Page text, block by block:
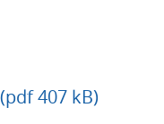
407 kB)